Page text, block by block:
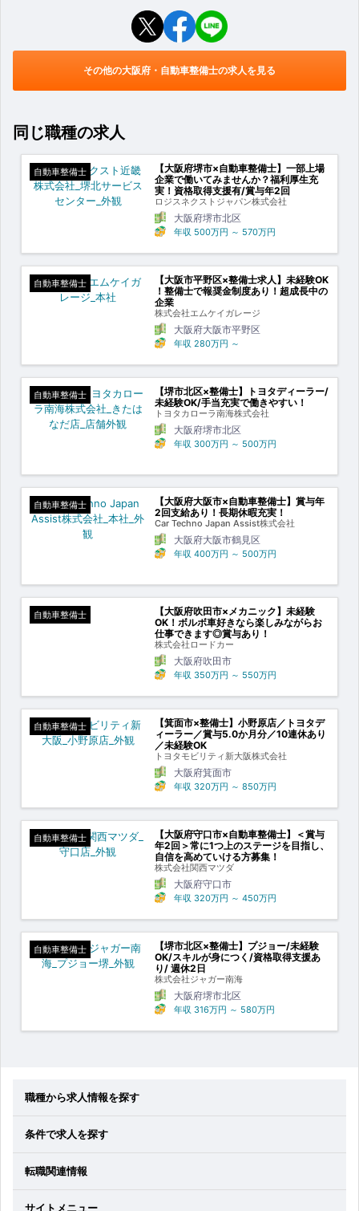
その他の大阪府・自動車整備士の求人を見る
同じ職種の求人
自動車整備士
【大阪府堺市×自動車整備士】一部上場
企業で働いてみませんか？福利厚生充
実！資格取得支援有/賞与年2回
ロジスネクストジャパン株式会社
大阪府堺市北区
年収 500万円 ～ 570万円
自動車整備士
【大阪市平野区×整備士求人】未経験OK
！整備士で報奨金制度あり！超成長中の
企業
株式会社エムケイガレージ
大阪府大阪市平野区
年収 280万円 ～
自動車整備士
【堺市北区×整備士】トヨタディーラー/
未経験OK/手当充実で働きやすい！
トヨタカローラ南海株式会社
大阪府堺市北区
年収 300万円 ～ 500万円
自動車整備士
【大阪府大阪市×自動車整備士】賞与年
2回支給あり！長期休暇充実！
Car Techno Japan Assist株式会社
大阪府大阪市鶴見区
年収 400万円 ～ 500万円
自動車整備士
【大阪府吹田市×メカニック】未経験
OK！ボルボ車好きなら楽しみながらお
仕事できます◎賞与あり！
株式会社ロードカー
大阪府吹田市
年収 350万円 ～ 550万円
自動車整備士
【箕面市×整備士】小野原店／トヨタデ
ィーラー／賞与5.0か月分／10連休あり
／未経験OK
トヨタモビリティ新大阪株式会社
大阪府箕面市
年収 320万円 ～ 850万円
自動車整備士
【大阪府守口市×自動車整備士】＜賞与
年2回＞常に1つ上のステージを目指し、
自信を高めていける方募集！
株式会社関西マツダ
大阪府守口市
年収 320万円 ～ 450万円
自動車整備士
【堺市北区×整備士】プジョー/未経験
OK/スキルが身につく/資格取得支援あ
り/ 週休2日
株式会社ジャガー南海
大阪府堺市北区
年収 316万円 ～ 580万円
職種から求人情報を探す
条件で求人を探す
転職関連情報
サイトメニュー